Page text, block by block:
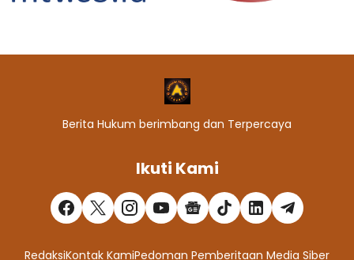
Berita Hukum berimbang dan Terpercaya
Ikuti Kami
RedaksiKontak KamiPedoman Pemberitaan Media Siber